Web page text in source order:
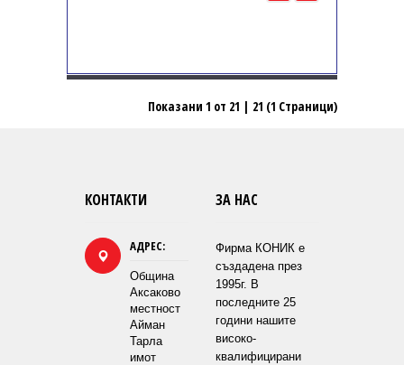
Показани 1 от 21 | 21 (1 Страници)
КОНТАКТИ
АДРЕС:
Община
Аксаково
местност
Айман
Тарла
имот
ЗА НАС
Фирма КОНИК е
създадена през
1995г. В
последните 25
години нашите
високо-
квалифицирани